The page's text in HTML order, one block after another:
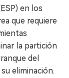
en los
que requiere
la partición
del
eliminación.